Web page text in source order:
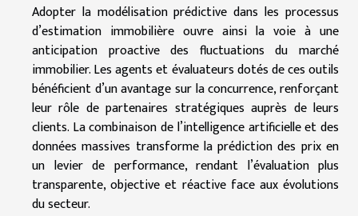
Adopter la modélisation prédictive dans les processus
d’estimation immobilière ouvre ainsi la voie à une
anticipation proactive des fluctuations du marché
immobilier. Les agents et évaluateurs dotés de ces outils
bénéficient d’un avantage sur la concurrence, renforçant
leur rôle de partenaires stratégiques auprès de leurs
clients. La combinaison de l’intelligence artificielle et des
données massives transforme la prédiction des prix en
un levier de performance, rendant l’évaluation plus
transparente, objective et réactive face aux évolutions
du secteur.